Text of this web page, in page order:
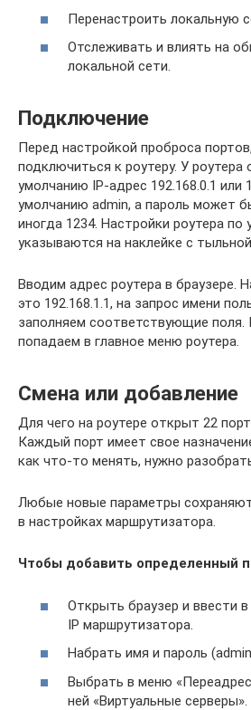
Перенастроить локальную
Отслеживать и влиять на
локальной сети.
Подключение
Перед настройкой проброса
подключиться к роутеру. У роутера
умолчанию IP-адрес 192.168.0.1 или
умолчанию admin, а пароль может
иногда 1234. Настройки роутера по
указываются на наклейке с
Вводим адрес роутера в браузере.
это 192.168.1.1, на запрос имени
заполняем соответствующие поля.
попадаем в главное меню роутера.
Смена или добавление
Для чего на роутере открыт 22
Каждый порт имеет свое
как что-то менять, нужно
Любые новые параметры
в настройках маршрутизатора.
Чтобы добавить определенный
Открыть браузер и ввести
IP маршрутизатора.
Набрать имя и пароль
Выбрать в меню
ней «Виртуальные